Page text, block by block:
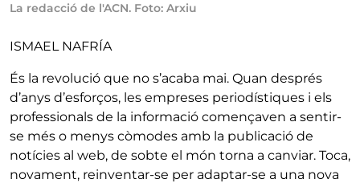
La redacció de l'ACN. Foto: Arxiu
ISMAEL NAFRÍA
És la revolució que no s’acaba mai. Quan després
d’anys d’esforços, les empreses periodístiques i els
professionals de la informació començaven a sentir-
se més o menys còmodes amb la publicació de
notícies al web, de sobte el món torna a canviar. Toca,
novament, reinventar-se per adaptar-se a una nova